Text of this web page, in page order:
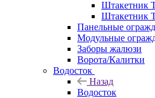
Штакетник
Штакетник
Панельные
Модульные
Заборы жалюзи
Ворота/Калитки
Водосток
Назад
Водосток